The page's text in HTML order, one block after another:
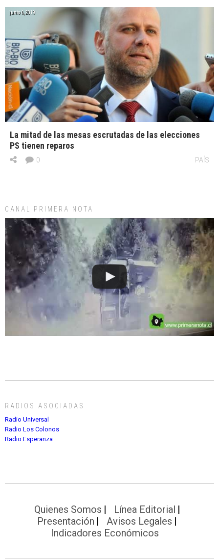
junio 6, 2019
La mitad de las mesas escrutadas de las elecciones
PS tienen reparos
PAÍS
0
CANAL PRIMERA NOTA
RADIOS ASOCIADAS
Radio Universal
Radio Los Colonos
Radio Esperanza
Quienes Somos
Línea Editorial
Presentación
Avisos Legales
Indicadores Económicos